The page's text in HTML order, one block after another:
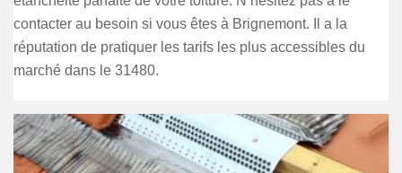
contacter au besoin si vous êtes à Brignemont. Il a la
réputation de pratiquer les tarifs les plus accessibles du
marché dans le 31480.